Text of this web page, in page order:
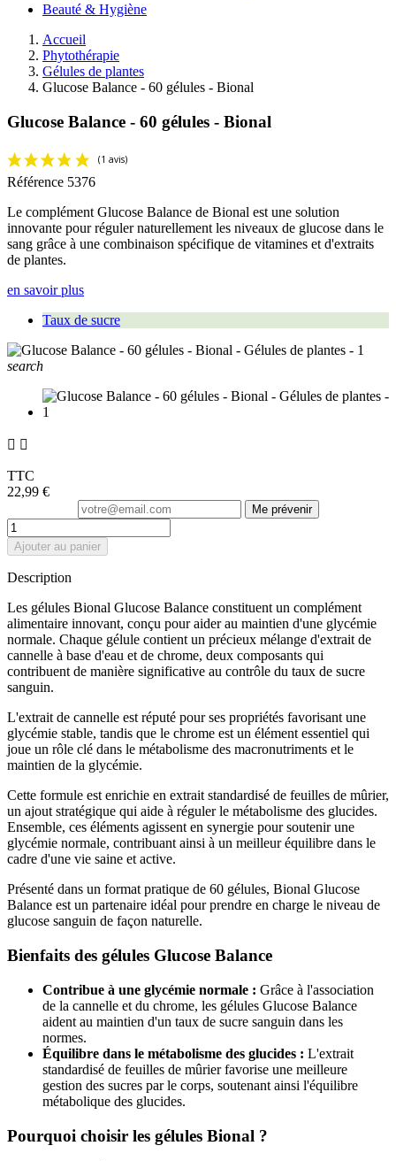
Beauté & Hygiène
Accueil
Phytothérapie
Gélules de plantes
Glucose Balance - 60 gélules - Bional
Glucose Balance - 60 gélules - Bional
(1 avis)
Référence 5376
Le complément Glucose Balance de Bional est une solution
innovante pour réguler naturellement les niveaux de glucose dans le
sang grâce à une combinaison spécifique de vitamines et d'extraits
de plantes.
en savoir plus
Taux de sucre
search
 
TTC
22,99 €
Me prévenir
Ajouter au panier
Description
Les gélules Bional Glucose Balance constituent un complément
alimentaire innovant, conçu pour aider au maintien d'une glycémie
normale. Chaque gélule contient un précieux mélange d'extrait de
cannelle à base d'eau et de chrome, deux composants qui
contribuent de manière significative au contrôle du taux de sucre
sanguin.
L'extrait de cannelle est réputé pour ses propriétés favorisant une
glycémie stable, tandis que le chrome est un élément essentiel qui
joue un rôle clé dans le métabolisme des macronutriments et le
maintien de la glycémie.
Cette formule est enrichie en extrait standardisé de feuilles de mûrier,
un ajout stratégique qui aide à réguler le métabolisme des glucides.
Ensemble, ces éléments agissent en synergie pour soutenir une
glycémie normale, contribuant ainsi à un meilleur équilibre dans le
cadre d'une vie saine et active.
Présenté dans un format pratique de 60 gélules, Bional Glucose
Balance est un partenaire idéal pour prendre en charge le niveau de
glucose sanguin de façon naturelle.
Bienfaits des gélules Glucose Balance
Contribue à une glycémie normale : Grâce à l'association
de la cannelle et du chrome, les gélules Glucose Balance
aident au maintien d'un taux de sucre sanguin dans les
normes.
Équilibre dans le métabolisme des glucides : L'extrait
standardisé de feuilles de mûrier favorise une meilleure
gestion des sucres par le corps, soutenant ainsi l'équilibre
métabolique des glucides.
Pourquoi choisir les gélules Bional ?